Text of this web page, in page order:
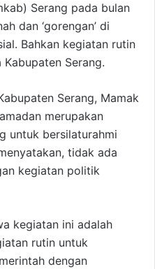
Serang pada bulan
dan ‘gorengan’ di
Bahkan kegiatan rutin
Serang.
Serang, Mamak
merupakan
untuk bersilaturahmi
tidak ada
kegiatan politik
kegiatan ini adalah
rutin untuk
dengan